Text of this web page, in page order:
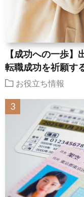
【成功への一歩】
転職成功を祈願す
お役立ち情報